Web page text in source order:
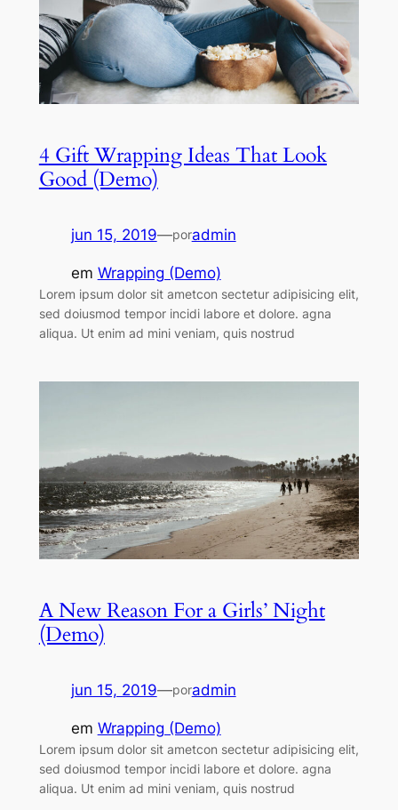
4 Gift Wrapping Ideas That Look
Good (Demo)
jun 15, 2019—poradmin
em Wrapping (Demo)
Lorem ipsum dolor sit ametcon sectetur adipisicing elit,
sed doiusmod tempor incidi labore et dolore. agna
aliqua. Ut enim ad mini veniam, quis nostrud
A New Reason For a Girls’ Night
(Demo)
jun 15, 2019—poradmin
em Wrapping (Demo)
Lorem ipsum dolor sit ametcon sectetur adipisicing elit,
sed doiusmod tempor incidi labore et dolore. agna
aliqua. Ut enim ad mini veniam, quis nostrud